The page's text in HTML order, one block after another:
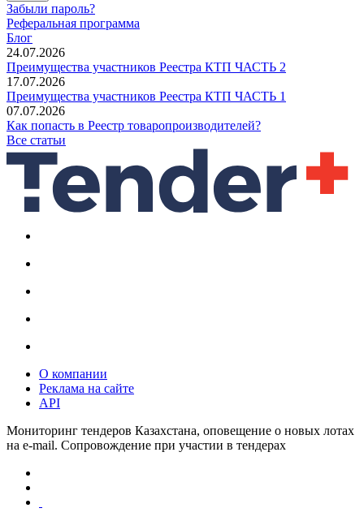
Забыли пароль?
Реферальная программа
Блог
24.07.2026
Преимущества участников Реестра КТП ЧАСТЬ 2
17.07.2026
Преимущества участников Реестра КТП ЧАСТЬ 1
07.07.2026
Как попасть в Реестр товаропроизводителей?
Все статьи
О компании
Реклама на сайте
API
Мониторинг тендеров Казахстана, оповещение о новых лотах
на e-mail. Сопровождение при участии в тендерах